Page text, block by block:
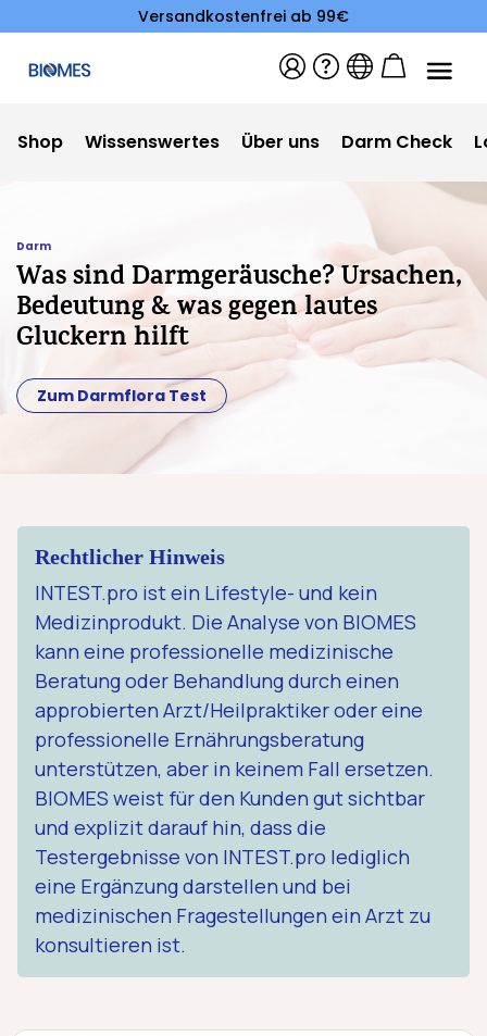
Versandkostenfrei ab 99€
Shop Wissenswertes Über uns Darm Check
Darm
Was sind Darmgeräusche? Ursachen,
Bedeutung & was gegen lautes
Gluckern hilft
Zum Darmflora Test
Rechtlicher Hinweis
INTEST.pro ist ein Lifestyle- und kein
Medizinprodukt. Die Analyse von BIOMES
kann eine professionelle medizinische
Beratung oder Behandlung durch einen
approbierten Arzt/Heilpraktiker oder eine
professionelle Ernährungsberatung
unterstützen, aber in keinem Fall ersetzen.
BIOMES weist für den Kunden gut sichtbar
und explizit darauf hin, dass die
Testergebnisse von INTEST.pro lediglich
eine Ergänzung darstellen und bei
medizinischen Fragestellungen ein Arzt zu
konsultieren ist.